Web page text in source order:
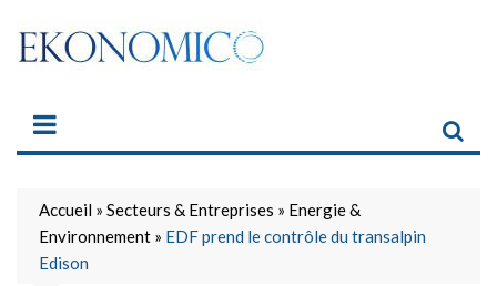
content
Accueil » Secteurs & Entreprises » Energie &
Environnement » EDF prend le contrôle du transalpin
Edison